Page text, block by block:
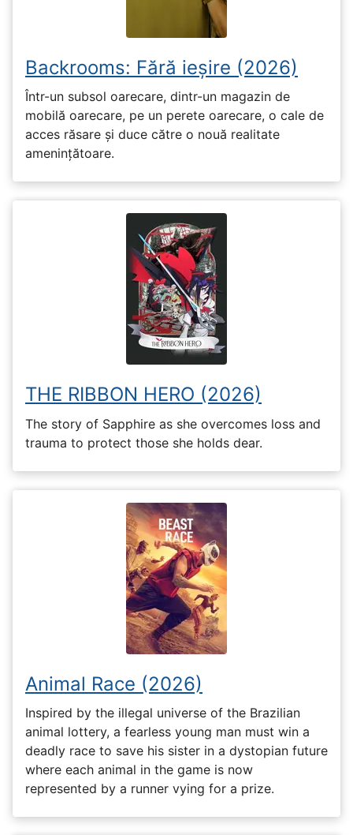
Backrooms: Fără ieșire (2026)
Într-un subsol oarecare, dintr-un magazin de
mobilă oarecare, pe un perete oarecare, o cale de
acces răsare și duce către o nouă realitate
amenințătoare.
THE RIBBON HERO (2026)
The story of Sapphire as she overcomes loss and
trauma to protect those she holds dear.
Animal Race (2026)
Inspired by the illegal universe of the Brazilian
animal lottery, a fearless young man must win a
deadly race to save his sister in a dystopian future
where each animal in the game is now
represented by a runner vying for a prize.